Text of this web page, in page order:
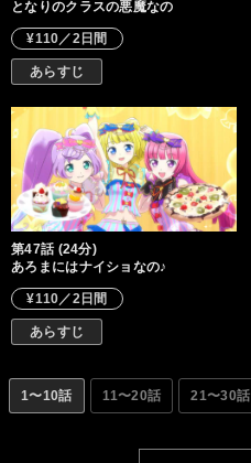
となりのクラスの悪魔なの
¥110／2日間
あらすじ
第47話 (24分)
あろまにはナイショなの♪
¥110／2日間
あらすじ
1〜10話 11〜20話 21〜30話